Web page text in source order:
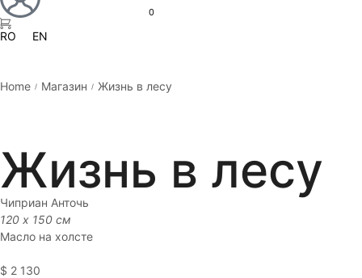
0
RO EN
Home / Магазин / Жизнь в лесу
Жизнь в лесу
Чиприан Анточь
120 x 150 см
Масло на холсте
$ 2 130